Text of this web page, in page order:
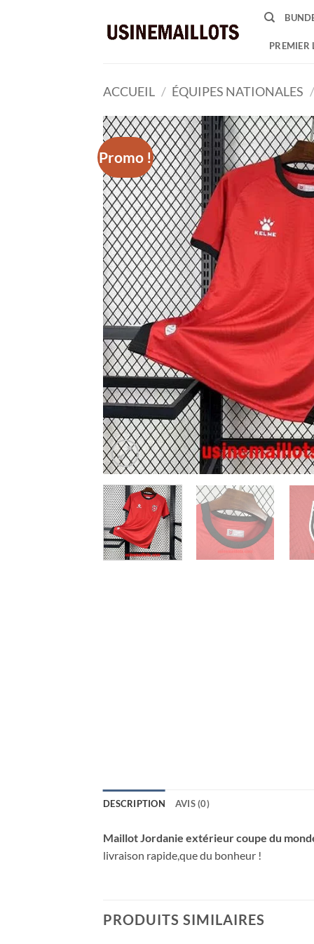
PREMIER
ACCUEIL / ÉQUIPES NATIONALES /
Promo !
DESCRIPTION AVIS (0)
Maillot Jordanie extérieur coupe du
livraison rapide,que du bonheur !
PRODUITS SIMILAIRES